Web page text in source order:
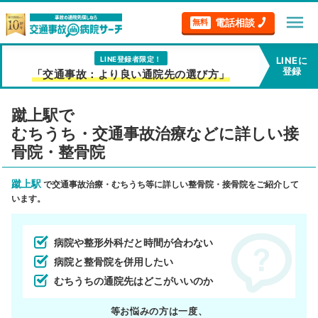
無料 電話相談 menu
LINE登録者限定！
「交通事故：より良い通院先の選び方」
LINEに
登録
蹴上駅で
むちうち・交通事故治療などに詳しい接
骨院・整骨院
蹴上駅 で交通事故治療・むちうち等に詳しい整骨院・接骨院をご紹介して
います。
病院や整形外科だと時間が合わない
病院と整骨院を併用したい
むちうちの通院先はどこがいいのか
等お悩みの方は一度、